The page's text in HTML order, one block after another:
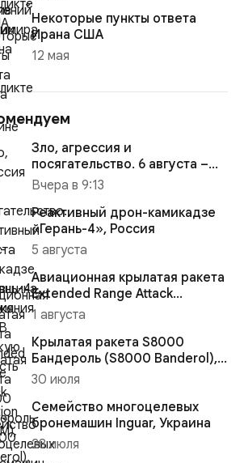
Некоторые пункты ответа
Ирана США
12 мая
Зло, агрессия и
посягательство. 6 августа –
годовщина вторжения ВСУ В
курску...
Вчера в 9:13
Реактивный дрон-камикадзе
«Герань-4», Россия
5 августа
Авиационная крылатая ракета
Extended Range Attack
Munition (ERAM), США
1 августа
Крылатая ракета S8000
Бандероль (S8000 Banderol),
Россия
30 июля
Семейство многоцелевых
бронемашин Inguar, Украина
28 июля